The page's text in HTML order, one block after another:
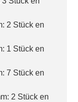
2 Stück en
1 Stück en
7 Stück en
2 Stück en